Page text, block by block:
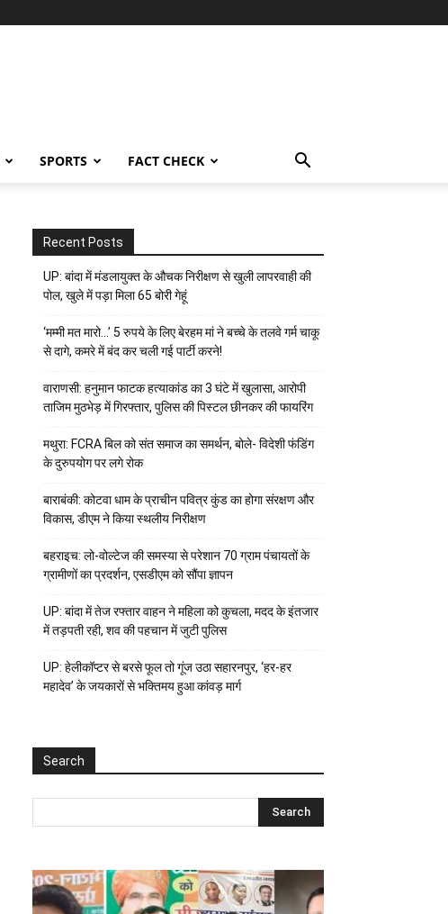
SPORTS FACT CHECK
Recent Posts
UP: बांदा में मंडलायुक्त के औचक निरीक्षण से खुली लापरवाही की
पोल, खुले में पड़ा मिला 65 बोरी गेहूं
‘मम्मी मत मारो…’ 5 रुपये के लिए बेरहम मां ने बच्चे के तलवे गर्म चाकू
से दागे, कमरे में बंद कर चली गई पार्टी करने!
वाराणसी: हनुमान फाटक हत्याकांड का 3 घंटे में खुलासा, आरोपी
ताजिम मुठभेड़ में गिरफ्तार, पुलिस की पिस्टल छीनकर की फायरिंग
मथुरा: FCRA बिल को संत समाज का समर्थन, बोले- विदेशी फंडिंग
के दुरुपयोग पर लगे रोक
बाराबंकी: कोटवा धाम के प्राचीन पवित्र कुंड का होगा संरक्षण और
विकास, डीएम ने किया स्थलीय निरीक्षण
बहराइच: लो-वोल्टेज की समस्या से परेशान 70 ग्राम पंचायतों के
ग्रामीणों का प्रदर्शन, एसडीएम को सौंपा ज्ञापन
UP: बांदा में तेज रफ्तार वाहन ने महिला को कुचला, मदद के इंतजार
में तड़पती रही, शव की पहचान में जुटी पुलिस
UP: हेलीकॉप्टर से बरसे फूल तो गूंज उठा सहारनपुर, ‘हर-हर
महादेव’ के जयकारों से भक्तिमय हुआ कांवड़ मार्ग
Search